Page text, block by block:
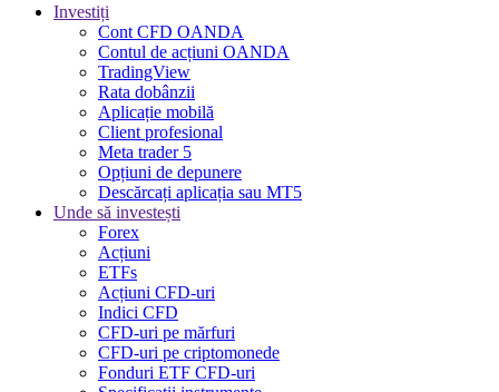
Investiți
Cont CFD OANDA
Contul de acțiuni OANDA
TradingView
Rata dobânzii
Aplicație mobilă
Client profesional
Meta trader 5
Opțiuni de depunere
Descărcați aplicația sau MT5
Unde să investești
Forex
Acțiuni
ETFs
Acțiuni CFD-uri
Indici CFD
CFD-uri pe mărfuri
CFD-uri pe criptomonede
Fonduri ETF CFD-uri